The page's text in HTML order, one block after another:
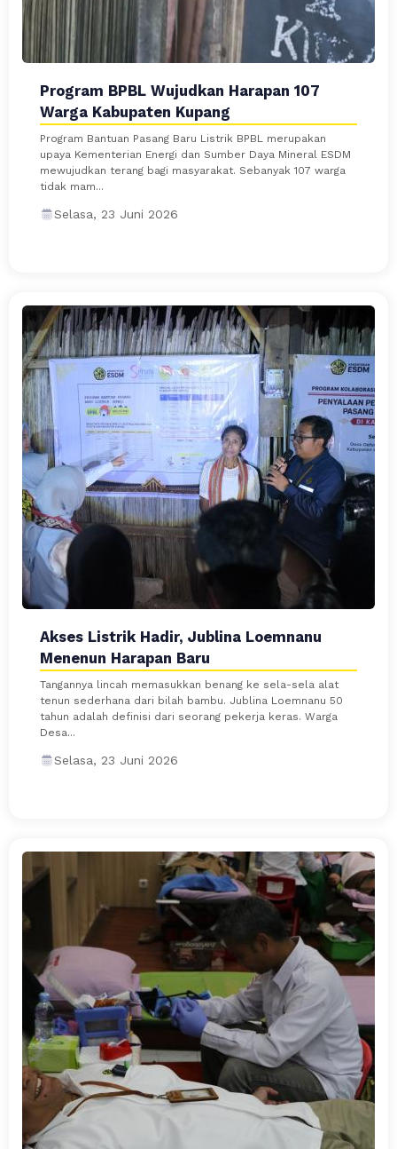
Program BPBL Wujudkan Harapan 107
Warga Kabupaten Kupang
Program Bantuan Pasang Baru Listrik BPBL merupakan
upaya Kementerian Energi dan Sumber Daya Mineral ESDM
mewujudkan terang bagi masyarakat. Sebanyak 107 warga
tidak mam...
Selasa, 23 Juni 2026
Akses Listrik Hadir, Jublina Loemnanu
Menenun Harapan Baru
Tangannya lincah memasukkan benang ke sela-sela alat
tenun sederhana dari bilah bambu. Jublina Loemnanu 50
tahun adalah definisi dari seorang pekerja keras. Warga
Desa...
Selasa, 23 Juni 2026